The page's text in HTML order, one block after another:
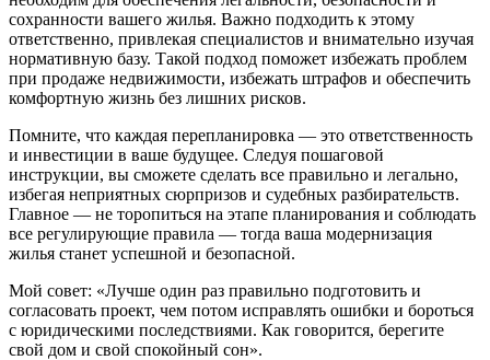
сохранности вашего жилья. Важно подходить к этому
ответственно, привлекая специалистов и внимательно изучая
нормативную базу. Такой подход поможет избежать проблем
при продаже недвижимости, избежать штрафов и обеспечить
комфортную жизнь без лишних рисков.
Помните, что каждая перепланировка — это ответственность
и инвестиции в ваше будущее. Следуя пошаговой
инструкции, вы сможете сделать все правильно и легально,
избегая неприятных сюрпризов и судебных разбирательств.
Главное — не торопиться на этапе планирования и соблюдать
все регулирующие правила — тогда ваша модернизация
жилья станет успешной и безопасной.
Мой совет: «Лучше один раз правильно подготовить и
согласовать проект, чем потом исправлять ошибки и бороться
с юридическими последствиями. Как говорится, берегите
свой дом и свой спокойный сон».